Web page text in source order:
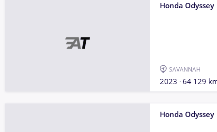
Honda Odyssey
SAVANNAH
2023 64 129
Honda Odyssey